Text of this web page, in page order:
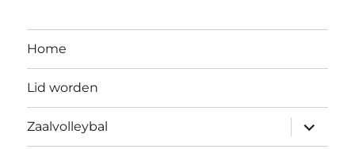
Home
Lid worden
Zaalvolleybal